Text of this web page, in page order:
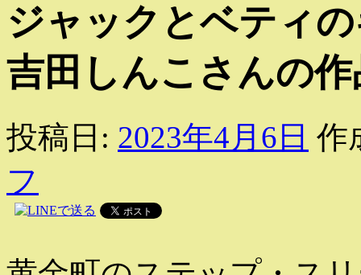
ジャックとベティ
吉田しんこさんの作
投稿日: 2023年4月6日 作
フ